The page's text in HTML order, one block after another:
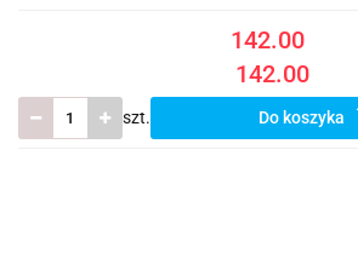
142.00
142.00
szt. Do koszyka